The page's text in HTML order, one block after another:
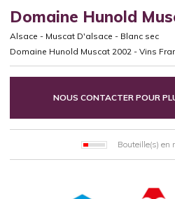
Domaine Hunold
Alsace - Muscat D'alsace - Blanc sec
Domaine Hunold Muscat 2002 - Vins
NOUS CONTACTER POUR
Bouteille(s) en